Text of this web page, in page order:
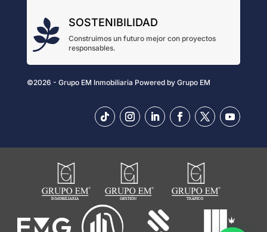
 SOSTENIBILIDAD
Construimos un futuro mejor con proyectos
responsables.
©2026 - Grupo EM Inmobiliaria Powered by Grupo EM